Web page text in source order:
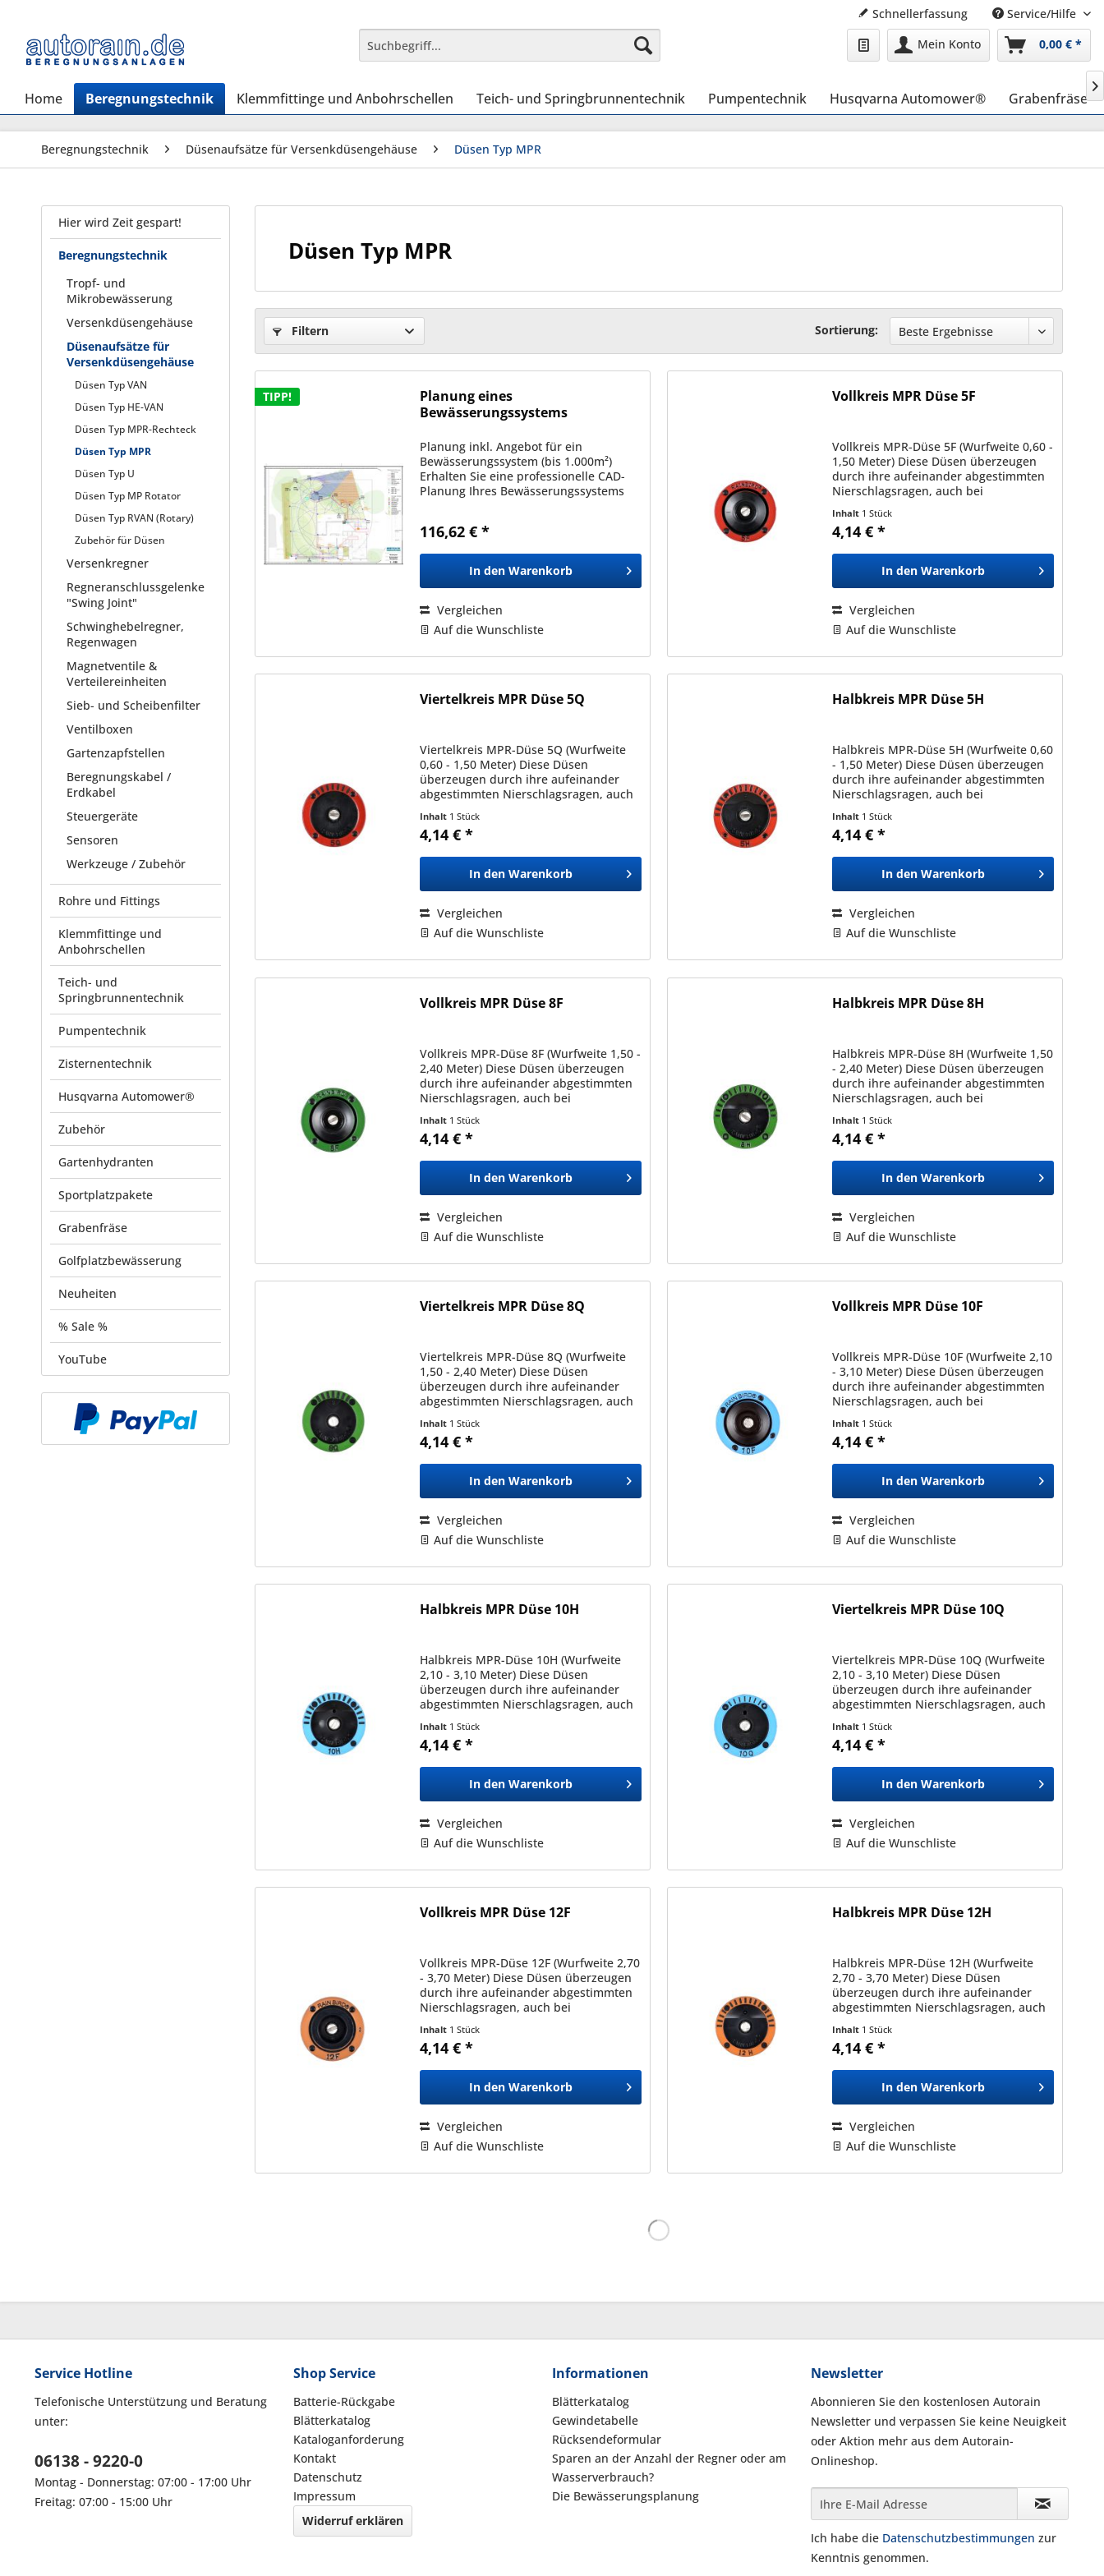
Schnellerfassung
Service/Hilfe
Mein Konto
0,00 € *
Home Beregnungstechnik Klemmfittinge und Anbohrschellen Teich- und Springbrunnentechnik Pumpentechnik Husqvarna Automower® Grabenfräse

Beregnungstechnik Düsenaufsätze für Versenkdüsengehäuse Düsen Typ MPR
Hier wird Zeit gespart!
Beregnungstechnik
Tropf- und
Mikrobewässerung
Versenkdüsengehäuse
Düsenaufsätze für
Versenkdüsengehäuse
Düsen Typ VAN
Düsen Typ HE-VAN
Düsen Typ MPR-Rechteck
Düsen Typ MPR
Düsen Typ U
Düsen Typ MP Rotator
Düsen Typ RVAN (Rotary)
Zubehör für Düsen
Versenkregner
Regneranschlussgelenke
"Swing Joint"
Schwinghebelregner,
Regenwagen
Magnetventile &
Verteilereinheiten
Sieb- und Scheibenfilter
Ventilboxen
Gartenzapfstellen
Beregnungskabel /
Erdkabel
Steuergeräte
Sensoren
Werkzeuge / Zubehör
Rohre und Fittings
Klemmfittinge und
Anbohrschellen
Teich- und
Springbrunnentechnik
Pumpentechnik
Zisternentechnik
Husqvarna Automower®
Zubehör
Gartenhydranten
Sportplatzpakete
Grabenfräse
Golfplatzbewässerung
Neuheiten
% Sale %
YouTube
Düsen Typ MPR
Filtern Sortierung:
TIPP!
Planung eines
Bewässerungssystems
Planung inkl. Angebot für ein
Bewässerungssystem (bis 1.000m²)
Erhalten Sie eine professionelle CAD-
Planung Ihres Bewässerungssystems
Die Bewässerungsplanung kann nur...
116,62 € *
In den Warenkorb
Vergleichen
Auf die Wunschliste
Vollkreis MPR Düse 5F
Vollkreis MPR-Düse 5F (Wurfweite 0,60 -
1,50 Meter) Diese Düsen überzeugen
durch ihre aufeinander abgestimmten
Nierschlagsragen, auch bei
Sprühbildern (in der gleichen Serie).
Dadurch ermöglichen diese eine...
Inhalt 1 Stück
4,14 € *
In den Warenkorb
Vergleichen
Auf die Wunschliste
Viertelkreis MPR Düse 5Q
Viertelkreis MPR-Düse 5Q (Wurfweite
0,60 - 1,50 Meter) Diese Düsen
überzeugen durch ihre aufeinander
abgestimmten Nierschlagsragen, auch
Sprühbildern (in der gleichen Serie).
Dadurch ermöglichen diese eine...
Inhalt 1 Stück
4,14 € *
In den Warenkorb
Vergleichen
Auf die Wunschliste
Halbkreis MPR Düse 5H
Halbkreis MPR-Düse 5H (Wurfweite 0,60
- 1,50 Meter) Diese Düsen überzeugen
durch ihre aufeinander abgestimmten
Nierschlagsragen, auch bei
Sprühbildern (in der gleichen Serie).
Dadurch ermöglichen diese eine...
Inhalt 1 Stück
4,14 € *
In den Warenkorb
Vergleichen
Auf die Wunschliste
Vollkreis MPR Düse 8F
Vollkreis MPR-Düse 8F (Wurfweite 1,50 -
2,40 Meter) Diese Düsen überzeugen
durch ihre aufeinander abgestimmten
Nierschlagsragen, auch bei
Sprühbildern (in der gleichen Serie).
Dadurch ermöglichen diese eine...
Inhalt 1 Stück
4,14 € *
In den Warenkorb
Vergleichen
Auf die Wunschliste
Halbkreis MPR Düse 8H
Halbkreis MPR-Düse 8H (Wurfweite 1,50
- 2,40 Meter) Diese Düsen überzeugen
durch ihre aufeinander abgestimmten
Nierschlagsragen, auch bei
Sprühbildern (in der gleichen Serie).
Dadurch ermöglichen diese eine...
Inhalt 1 Stück
4,14 € *
In den Warenkorb
Vergleichen
Auf die Wunschliste
Viertelkreis MPR Düse 8Q
Viertelkreis MPR-Düse 8Q (Wurfweite
1,50 - 2,40 Meter) Diese Düsen
überzeugen durch ihre aufeinander
abgestimmten Nierschlagsragen, auch
Sprühbildern (in der gleichen Serie).
Dadurch ermöglichen diese eine...
Inhalt 1 Stück
4,14 € *
In den Warenkorb
Vergleichen
Auf die Wunschliste
Vollkreis MPR Düse 10F
Vollkreis MPR-Düse 10F (Wurfweite 2,10
- 3,10 Meter) Diese Düsen überzeugen
durch ihre aufeinander abgestimmten
Nierschlagsragen, auch bei
Sprühbildern (in der gleichen Serie).
Dadurch ermöglichen diese eine...
Inhalt 1 Stück
4,14 € *
In den Warenkorb
Vergleichen
Auf die Wunschliste
Halbkreis MPR Düse 10H
Halbkreis MPR-Düse 10H (Wurfweite
2,10 - 3,10 Meter) Diese Düsen
überzeugen durch ihre aufeinander
abgestimmten Nierschlagsragen, auch
Sprühbildern (in der gleichen Serie).
Dadurch ermöglichen diese eine...
Inhalt 1 Stück
4,14 € *
In den Warenkorb
Vergleichen
Auf die Wunschliste
Viertelkreis MPR Düse 10Q
Viertelkreis MPR-Düse 10Q (Wurfweite
2,10 - 3,10 Meter) Diese Düsen
überzeugen durch ihre aufeinander
abgestimmten Nierschlagsragen, auch
Sprühbildern (in der gleichen Serie).
Dadurch ermöglichen diese...
Inhalt 1 Stück
4,14 € *
In den Warenkorb
Vergleichen
Auf die Wunschliste
Vollkreis MPR Düse 12F
Vollkreis MPR-Düse 12F (Wurfweite 2,70
- 3,70 Meter) Diese Düsen überzeugen
durch ihre aufeinander abgestimmten
Nierschlagsragen, auch bei
Sprühbildern (in der gleichen Serie).
Dadurch ermöglichen diese eine...
Inhalt 1 Stück
4,14 € *
In den Warenkorb
Vergleichen
Auf die Wunschliste
Halbkreis MPR Düse 12H
Halbkreis MPR-Düse 12H (Wurfweite
2,70 - 3,70 Meter) Diese Düsen
überzeugen durch ihre aufeinander
abgestimmten Nierschlagsragen, auch
Sprühbildern (in der gleichen Serie).
Dadurch ermöglichen diese eine...
Inhalt 1 Stück
4,14 € *
In den Warenkorb
Vergleichen
Auf die Wunschliste
Service Hotline
Telefonische Unterstützung und Beratung
unter:
06138 - 9220-0
Montag - Donnerstag: 07:00 - 17:00 Uhr
Freitag: 07:00 - 15:00 Uhr
Shop Service
Batterie-Rückgabe
Blätterkatalog
Kataloganforderung
Kontakt
Datenschutz
Impressum
Widerruf erklären
Informationen
Blätterkatalog
Gewindetabelle
Rücksendeformular
Sparen an der Anzahl der Regner oder am
Wasserverbrauch?
Die Bewässerungsplanung
Newsletter
Abonnieren Sie den kostenlosen Autorain
Newsletter und verpassen Sie keine Neuigkeit
oder Aktion mehr aus dem Autorain-
Onlineshop.
Ich habe die Datenschutzbestimmungen zur
Kenntnis genommen.